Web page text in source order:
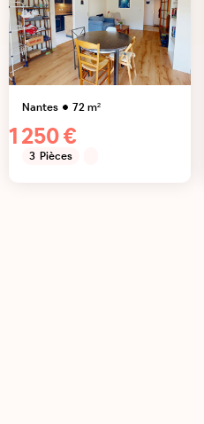
Nantes 72m²
1 250 €
3 Pièces